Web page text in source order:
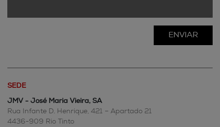
ENVIAR
SEDE
JMV - José Maria Vieira, SA
Rua Infante D. Henrique, 421 – Apartado 21
4436-909 Rio Tinto